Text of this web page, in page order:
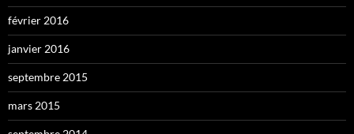
février 2016
janvier 2016
septembre 2015
mars 2015